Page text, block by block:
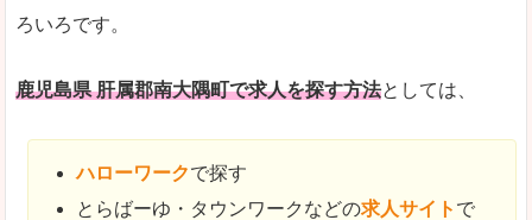
ろいろです。
鹿児島県 肝属郡南大隅町で求人を探す方法としては、
ハローワークで探す
とらばーゆ・タウンワークなどの求人サイト で